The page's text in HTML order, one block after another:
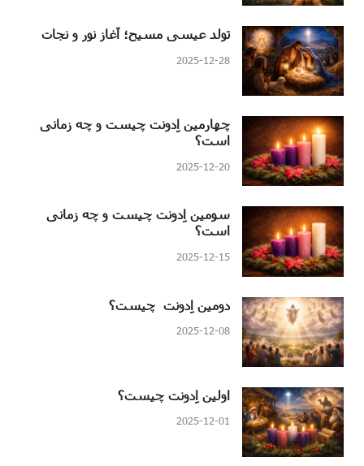
تولد عیسی مسیح؛ آغاز نور و نجات
2025-12-28
چهارمین اِدونت چیست و چه زمانی
است؟
2025-12-20
سومین اِدونت چیست و چه زمانی
است؟
2025-12-15
دومین اِدونت چیست؟
2025-12-08
اولین اِدونت چیست؟
2025-12-01